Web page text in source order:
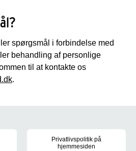
spørgsmål i forbindelse med
behandling af personlige
til at kontakte os
.
Privatlivspolitik på
hjemmesiden